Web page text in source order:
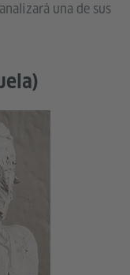
una de sus